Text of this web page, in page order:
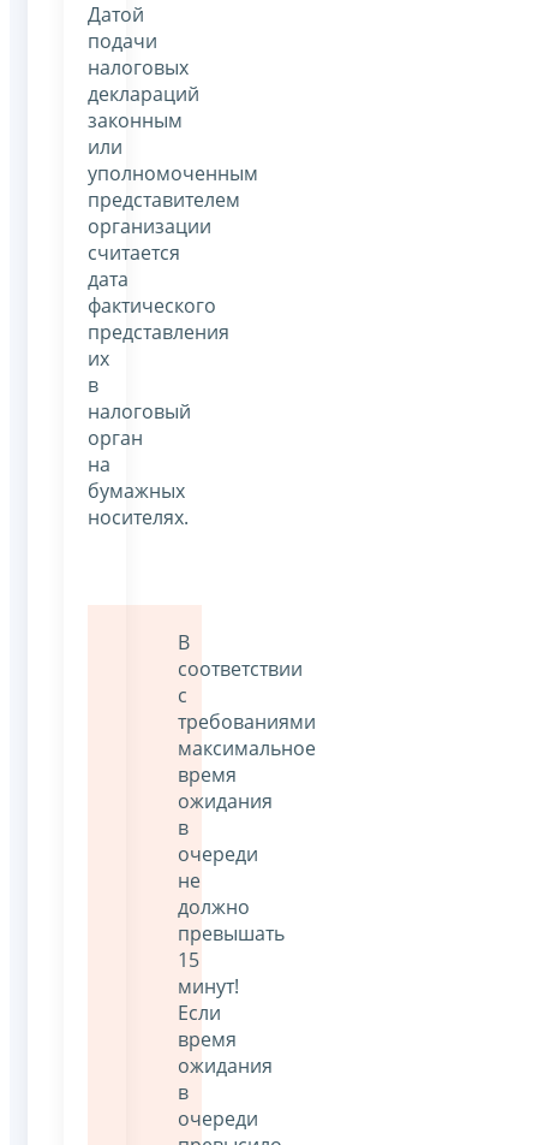
Датой
подачи
налоговых
деклараций
законным
или
уполномоченным
представителем
организации
считается
дата
фактического
представления
их
в
налоговый
орган
на
бумажных
носителях.
В
соответствии
с
требованиями
максимальное
время
ожидания
в
очереди
не
должно
превышать
15
минут!
Если
время
ожидания
в
очереди